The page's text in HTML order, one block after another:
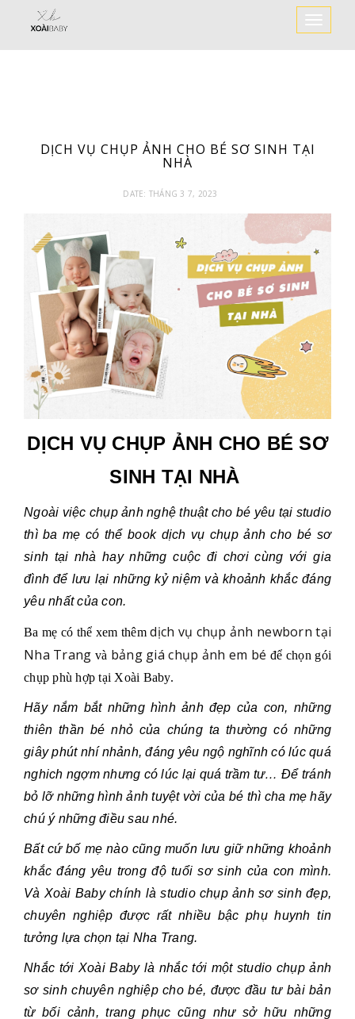
Toggle
DỊCH VỤ CHỤP ẢNH CHO BÉ SƠ SINH TẠI
NHÀ
DATE: THÁNG 3 7, 2023
DỊCH VỤ CHỤP ẢNH CHO BÉ SƠ
SINH TẠI NHÀ
Ngoài việc chụp ảnh nghệ thuật cho bé yêu tại studio
thì ba mẹ có thểbook dịch vụ chụp ảnh cho bé sơ
sinh tại nhà hay những cuộc đi chơi cùng với gia
đình để lưu lại những kỷ niệm và khoảnh khắc đáng
yêu nhất của con.
Ba mẹ có thể xem thêmdịch vụ chụp ảnh newborn tại
Nha Trang và bảng giá chụp ảnh em bé để chọn gói
chụp phù hợp tại Xoài Baby.
Hãy nắm bắt những hình ảnh đẹp của con, những
thiên thần bé nhỏ của chúng ta thường có những
giây phút nhí nhảnh, đáng yêu ngộ nghĩnh có lúc quá
nghich ngợm nhưng có lúc lại quá trầm tư… Để tránh
bỏ lỡ những hình ảnh tuyệt vời của bé thì cha mẹ hãy
chú ý những điều sau nhé.
Bất cứ bố mẹ nào cũng muốn lưu giữ những khoảnh
khắc đáng yêu trong độ tuổi sơ sinh của con mình.
Và Xoài Baby chính là studio chụp ảnh sơ sinh đẹp,
chuyên nghiệp được rất nhiều bậc phụ huynh tin
tưởng lựa chọn tại Nha Trang.
Nhắc tới Xoài Baby là nhắc tới một studio chụp ảnh
sơ sinh chuyên nghiệp cho bé, được đầu tư bài bản
từ bối cảnh, trang phục cũng như sở hữu những